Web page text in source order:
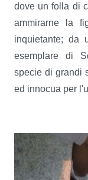
dove un folla di
ammirarne la
inquietante; da
esemplare di
specie di grandi
ed innocua per